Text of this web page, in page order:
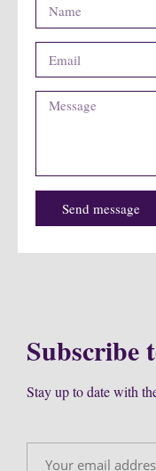
Send message
Subscribe
Stay up to date with